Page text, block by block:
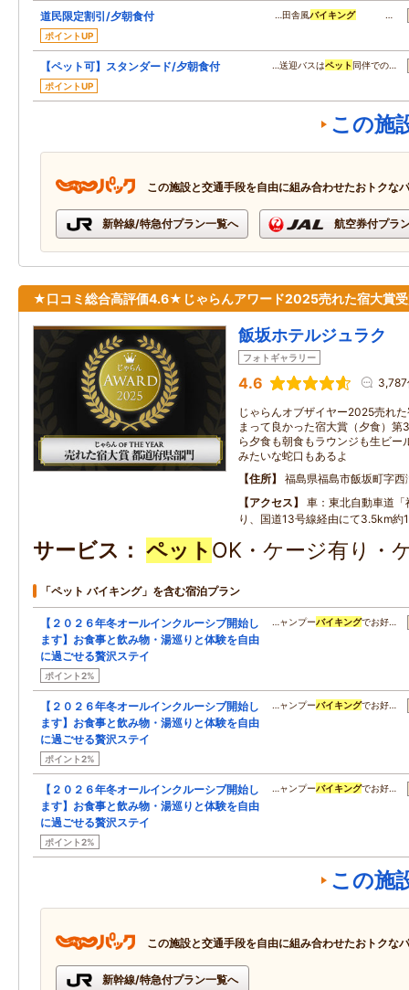
道民限定割引/夕朝食付
ポイントUP
…田舎風バイキング…
【ペット可】スタンダード/夕朝食付
ポイントUP
…送迎バスはペット 同伴での…
この施
この施設と交通手段を自由に組み合わせたおトクな
新幹線/特急付プラン一覧へ 航空券付プラ
★口コミ総合高評価4.6★じゃらんアワード2025売れた宿大賞
飯坂ホテルジュラク
フォトギャラリー
4.6
じゃらんオブザイヤー2025売れ
まって良かった宿大賞（夕食）
ら夕食も朝食もラウンジも生ビー
みたいな蛇口もあるよ
住所
福島県福島市飯坂町字西
アクセス
車：東北自動車道
り、国道13号線経由にて3.5km約
サービス ペット OK・ケージ有り・
「ペット バイキング」を含む宿泊プラン
【２０２６年冬オールインクルーシブ開始し
ます】お食事と飲み物・湯巡りと体験を自由
に過ごせる贅沢ステイ
ポイント2%
…ャンプーバイキングでお好…
【２０２６年冬オールインクルーシブ開始し
ます】お食事と飲み物・湯巡りと体験を自由
に過ごせる贅沢ステイ
ポイント2%
…ャンプーバイキングでお好…
【２０２６年冬オールインクルーシブ開始し
ます】お食事と飲み物・湯巡りと体験を自由
に過ごせる贅沢ステイ
ポイント2%
…ャンプーバイキングでお好…
この施
この施設と交通手段を自由に組み合わせたおトクな
新幹線/特急付プラン一覧へ